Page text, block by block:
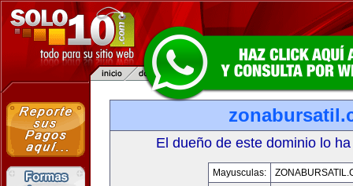
El dueño de este dominio lo
Mayusculas: